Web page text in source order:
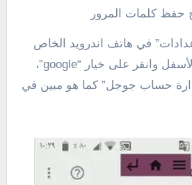
حفظ كلمات المرور
في هاتف اندرويد الخاص
بك، ثم بعد ذلك مرر لأسفل وانقر على خيار “google”،
حساب جوجل” كما هو مبين في